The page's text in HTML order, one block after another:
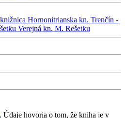
Hornonitrianska kn. Trenčín -
Verejná kn. M. Rešetku
. Údaje hovoria o tom, že kniha je v